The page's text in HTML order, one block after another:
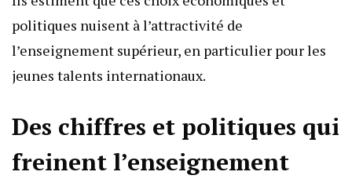
politiques nuisent à l’attractivité de
l’enseignement supérieur, en particulier pour les
jeunes talents internationaux.
Des chiffres et politiques qui
freinent l’enseignement